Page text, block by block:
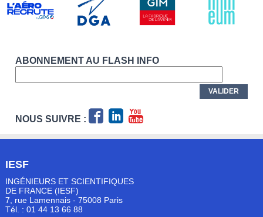
ABONNEMENT AU FLASH INFO
NOUS SUIVRE :
IESF
INGÉNIEURS ET SCIENTIFIQUES
DE FRANCE (IESF)
7, rue Lamennais - 75008 Paris
Tél. : 01 44 13 66 88